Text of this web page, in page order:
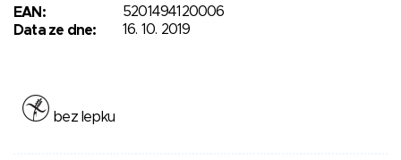
EAN:
5201494120006
Data ze dne:
16. 10. 2019
bez lepku